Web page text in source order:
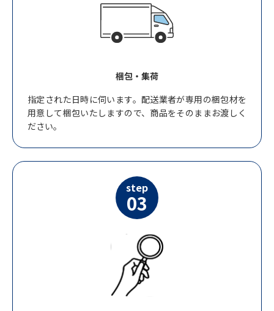
梱包・集荷
指定された日時に伺います。配送業者が専用の梱包材を
用意して梱包いたしますので、商品をそのままお渡しく
ださい。
step
03